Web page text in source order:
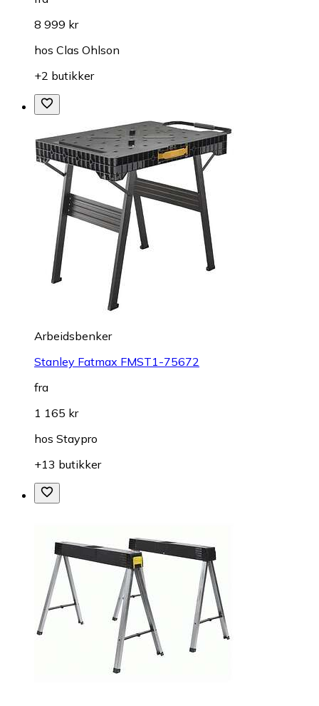
8 999 kr
hos Clas Ohlson
+2 butikker
Arbeidsbenker
Stanley Fatmax FMST1-75672
fra
1 165 kr
hos Staypro
+13 butikker